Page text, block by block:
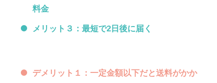
料金
メリット３：最短で2日後に届く
デメリット１：一定金額以下だと送料がかか